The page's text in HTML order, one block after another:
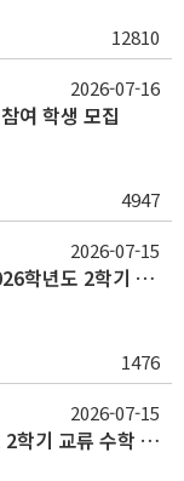
12810
여 학생 모집
4947
2026-07-16
[혁신융합대학사업 차세대반도체분야] 2026학년도 2학기 교류 수학 안내(중앙대, 대구대)
1476
2026-07-15
[에너지신산업 혁신융합대학]2026학년도 2학기 교류 수학 안내(고려대, 부산대, 한양대)
2026-07-15